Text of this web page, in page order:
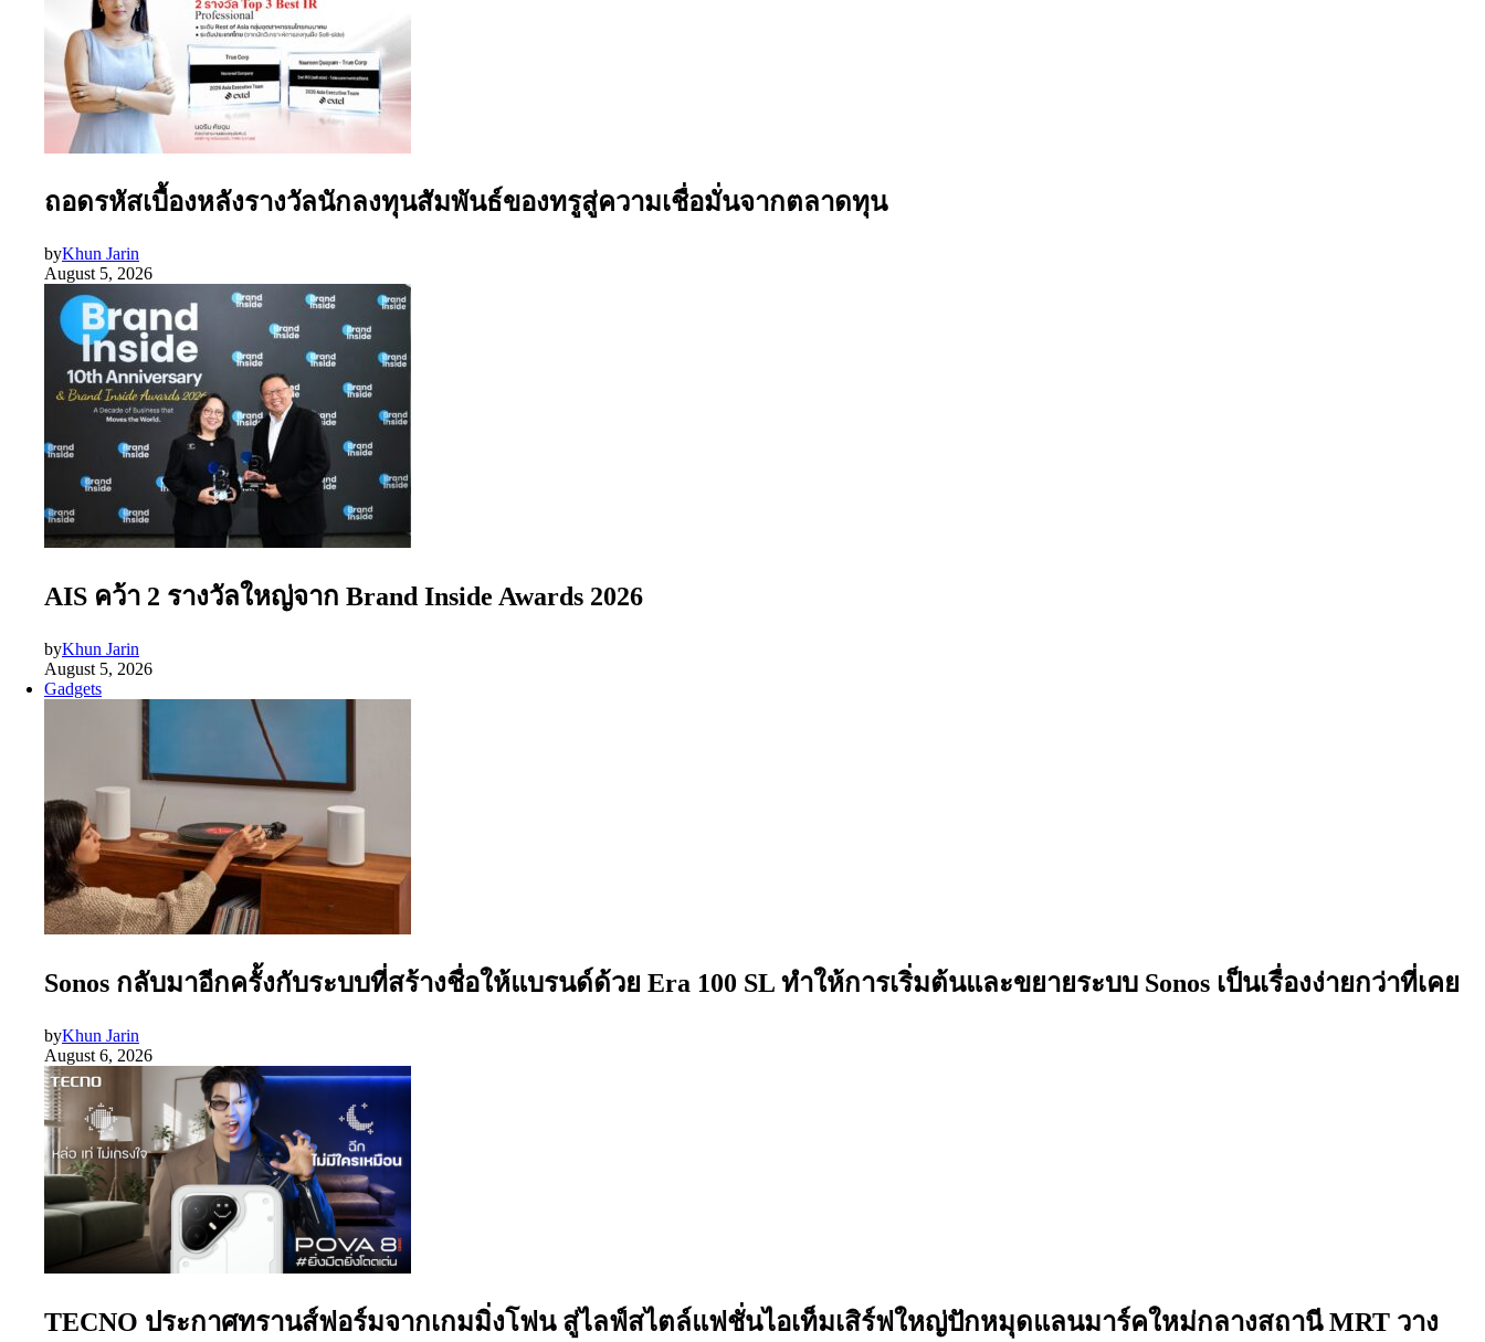
ถอดรหัสเบื้องหลังรางวัลนักลงทุนสัมพันธ์ของทรูสู่ความเชื่อมั่นจากตลาดทุน
byKhun Jarin
August 5, 2026
AIS คว้า 2 รางวัลใหญ่จาก Brand Inside Awards 2026
byKhun Jarin
August 5, 2026
Gadgets
Sonos กลับมาอีกครั้งกับระบบที่สร้างชื่อให้แบรนด์ด้วย Era 100 SL ทำให้การเริ่มต้นและขยายระบบ Sonos เป็นเรื่องง่ายกว่าที่เคย
byKhun Jarin
August 6, 2026
TECNO ประกาศทรานส์ฟอร์มจากเกมมิ่งโฟน สู่ไลฟ์สไตล์แฟชั่นไอเท็มเสิร์ฟใหญ่ปักหมุดแลนมาร์คใหม่กลางสถานี MRT วาง